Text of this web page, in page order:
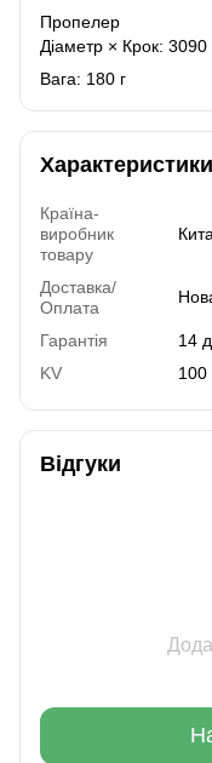
Пропелер
Діаметр × Крок: 3090
Вага: 180 г
Характеристики
Країна-
виробник
товару
Доставка/
Оплата
Гарантія
14
KV
100
Відгуки